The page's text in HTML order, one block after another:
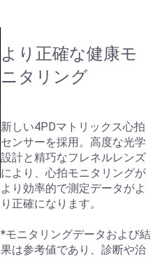
より正確な健康モ
ニタリング
新しい4PDマトリックス心拍
センサーを採用。高度な光学
設計と精巧なフレネルレンズ
により、心拍モニタリングが
より効率的で測定データがよ
り正確になります。
*モニタリングデータおよび結
果は参考値であり、診断や治